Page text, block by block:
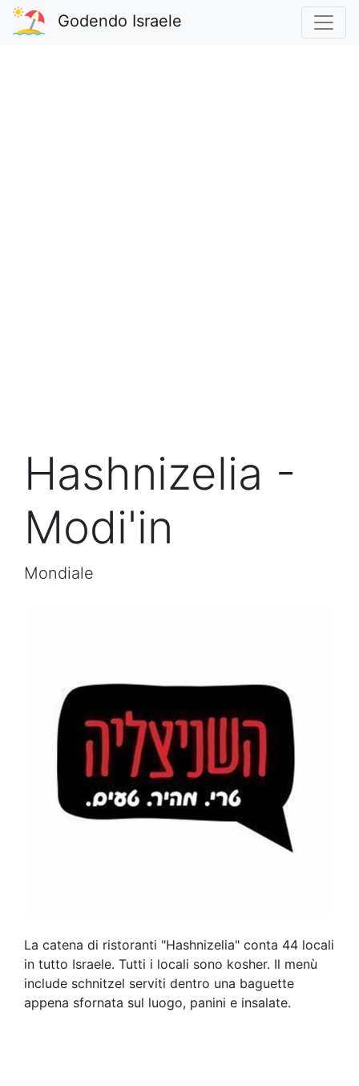
Godendo Israele
Hashnizelia -
Modi'in
Mondiale
La catena di ristoranti "Hashnizelia" conta 44 locali
in tutto Israele. Tutti i locali sono kosher. Il menù
include schnitzel serviti dentro una baguette
appena sfornata sul luogo, panini e insalate.